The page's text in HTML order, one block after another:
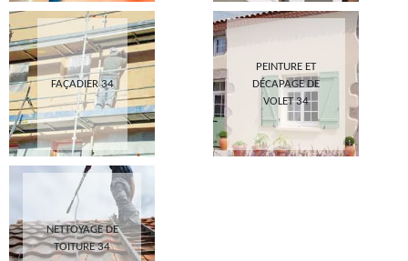
FAÇADIER 34
PEINTURE ET
DÉCAPAGE DE
VOLET 34
NETTOYAGE DE
TOITURE 34